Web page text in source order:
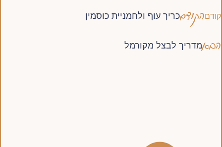
קודםהקודםכריך עוף ולחמניית כוסמין
הבאמדריך לבצל מקורמל